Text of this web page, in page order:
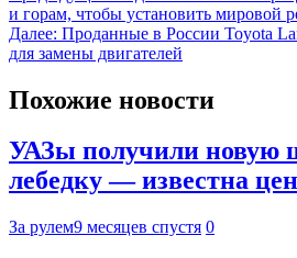
и горам, чтобы установить мировой
Далее: Проданные в России Toyota
для замены двигателей
Похожие новости
УАЗы получили новую
лебедку — известна
За рулем9 месяцев спустя 0